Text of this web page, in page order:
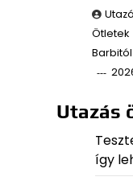
Ötletek
Barbitól
Utazás
így